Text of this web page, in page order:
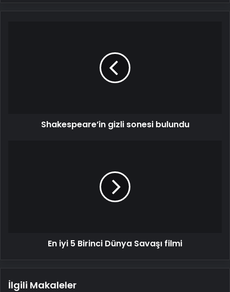
Shakespeare’in gizli sonesi bulundu
En iyi 5 Birinci Dünya Savaşı filmi
İlgili Makaleler